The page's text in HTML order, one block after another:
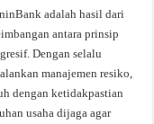
adalah hasil dari
antara prinsip
Dengan selalu
manajemen resiko,
dengan ketidakpastian
usaha dijaga agar